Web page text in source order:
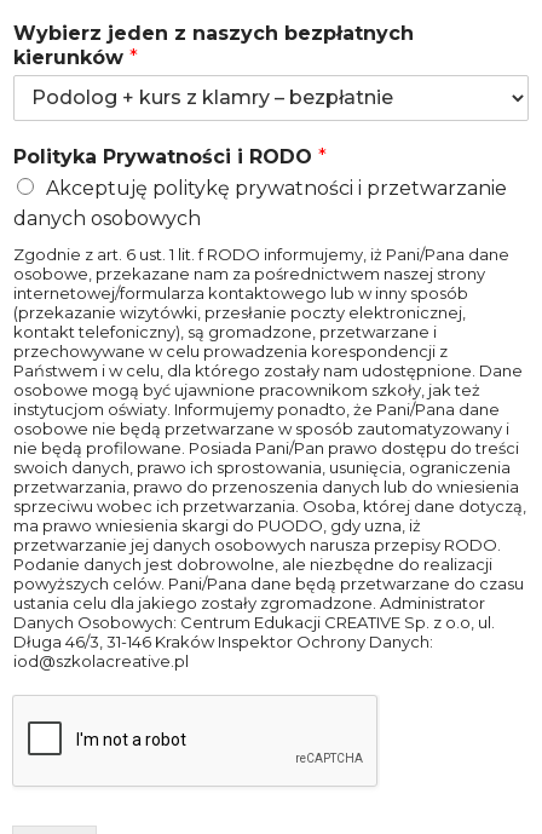
Wybierz jeden z naszych bezpłatnych
kierunków *
Polityka Prywatności i RODO *
Akceptuję politykę prywatności i przetwarzanie
danych osobowych
Zgodnie z art. 6 ust. 1 lit. f RODO informujemy, iż Pani/Pana dane
osobowe, przekazane nam za pośrednictwem naszej strony
internetowej/formularza kontaktowego lub w inny sposób
(przekazanie wizytówki, przesłanie poczty elektronicznej,
kontakt telefoniczny), są gromadzone, przetwarzane i
przechowywane w celu prowadzenia korespondencji z
Państwem i w celu, dla którego zostały nam udostępnione. Dane
osobowe mogą być ujawnione pracownikom szkoły, jak też
instytucjom oświaty. Informujemy ponadto, że Pani/Pana dane
osobowe nie będą przetwarzane w sposób zautomatyzowany i
nie będą profilowane. Posiada Pani/Pan prawo dostępu do treści
swoich danych, prawo ich sprostowania, usunięcia, ograniczenia
przetwarzania, prawo do przenoszenia danych lub do wniesienia
sprzeciwu wobec ich przetwarzania. Osoba, której dane dotyczą,
ma prawo wniesienia skargi do PUODO, gdy uzna, iż
przetwarzanie jej danych osobowych narusza przepisy RODO.
Podanie danych jest dobrowolne, ale niezbędne do realizacji
powyższych celów. Pani/Pana dane będą przetwarzane do czasu
ustania celu dla jakiego zostały zgromadzone. Administrator
Danych Osobowych: Centrum Edukacji CREATIVE Sp. z o.o, ul.
Długa 46/3, 31-146 Kraków Inspektor Ochrony Danych:
iod@szkolacreative.pl